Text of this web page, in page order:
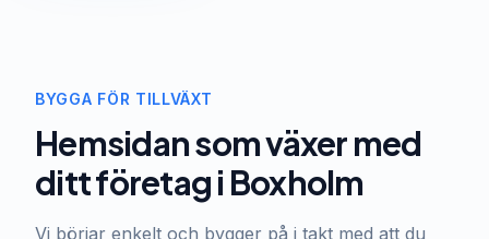
BYGGA FÖR TILLVÄXT
Hemsidan som växer med
ditt företag i Boxholm
Vi börjar enkelt och bygger på i takt med att du